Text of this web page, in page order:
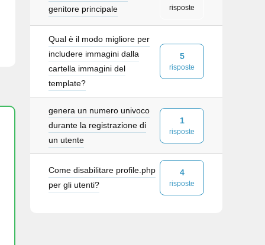
genitore principale
risposte
Qual è il modo migliore per
includere immagini dalla
cartella immagini del
template?
5
risposte
genera un numero univoco
durante la registrazione di
un utente
1
risposte
Come disabilitare profile.php
per gli utenti?
4
risposte